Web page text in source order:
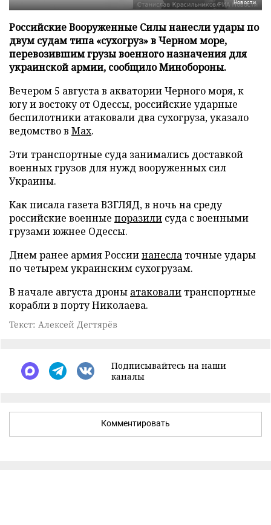
Новости
Российские Вооруженные Силы нанесли удары по
двум судам типа «сухогруз» в Черном море,
перевозившим грузы военного назначения для
украинской армии, сообщило Минобороны.
Вечером 5 августа в акватории Черного моря, к
югу и востоку от Одессы, российские ударные
беспилотники атаковали два сухогруза, указало
ведомство в Max.
Эти транспортные суда занимались доставкой
военных грузов для нужд вооруженных сил
Украины.
Как писала газета ВЗГЛЯД, в ночь на среду
российские военные поразили суда с военными
грузами южнее Одессы.
Днем ранее армия Россиинанесла точные удары
по четырем украинским сухогрузам.
В начале августа дроны атаковали транспортные
корабли в порту Николаева.
Текст: Алексей Дегтярёв
Подписывайтесь на наши
каналы
Комментировать